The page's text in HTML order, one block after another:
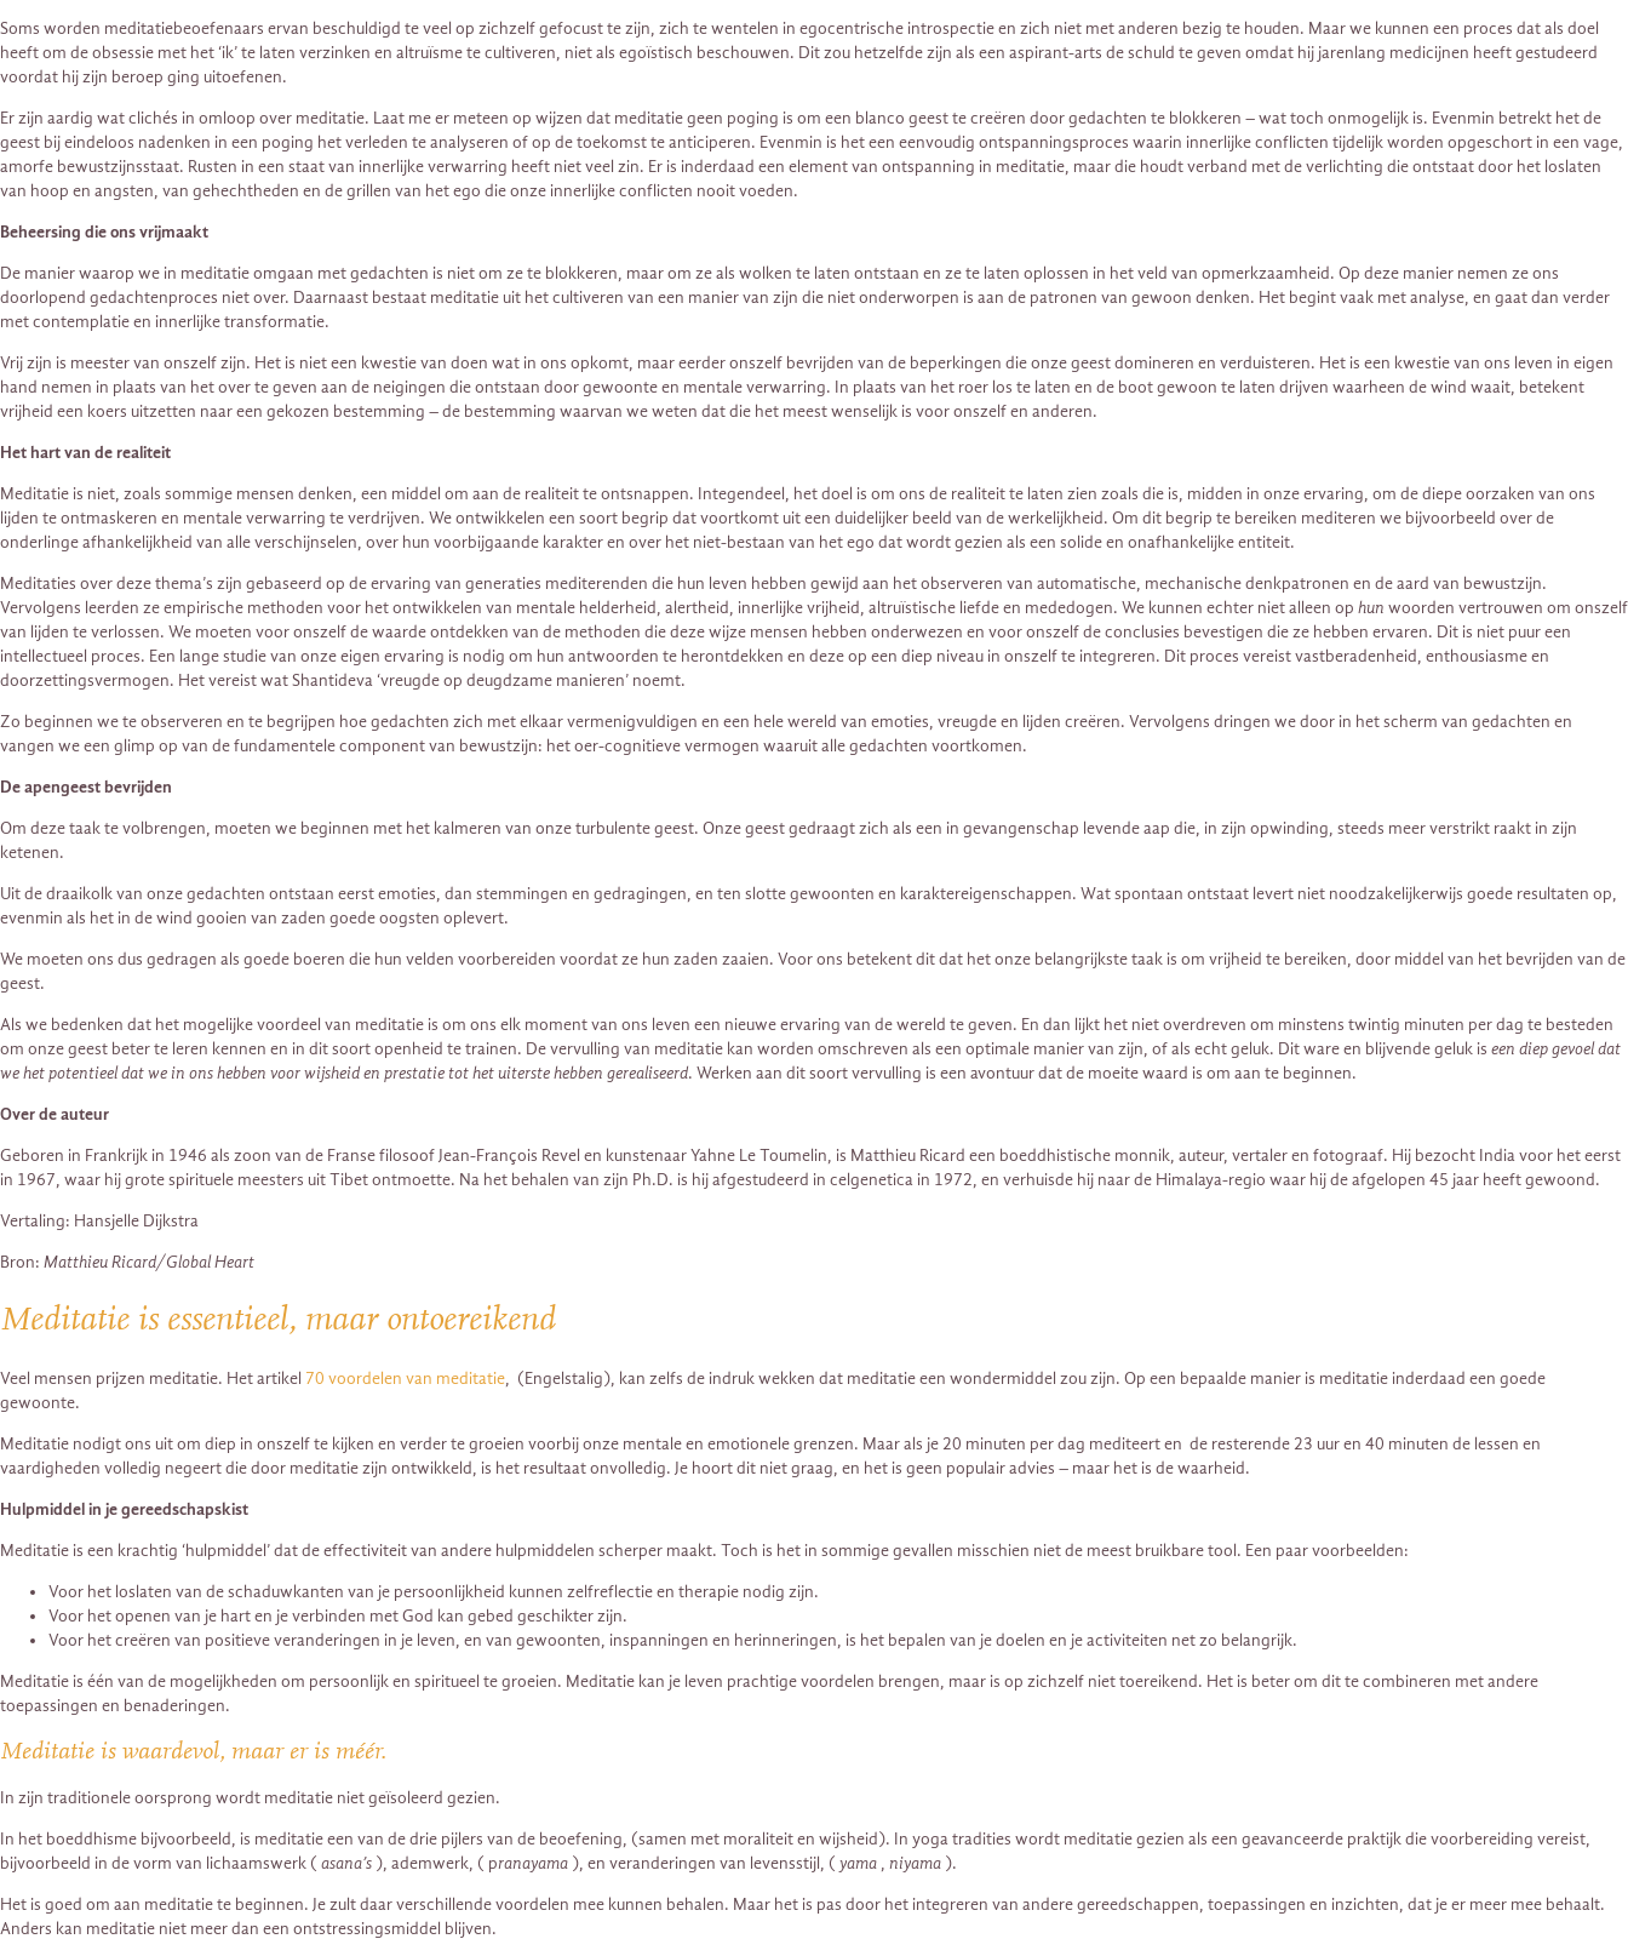
Soms worden meditatiebeoefenaars ervan beschuldigd te veel op zichzelf gefocust te zijn, zich te wentelen in egocentrische introspectie en zich niet met anderen bezig te houden. Maar we kunnen een proces dat als doel
heeft om de obsessie met het ‘ik’ te laten verzinken en altruïsme te cultiveren, niet als egoïstisch beschouwen. Dit zou hetzelfde zijn als een aspirant-arts de schuld te geven omdat hij jarenlang medicijnen heeft gestudeerd
voordat hij zijn beroep ging uitoefenen.
Er zijn aardig wat clichés in omloop over meditatie. Laat me er meteen op wijzen dat meditatie geen poging is om een ​​blanco geest te creëren door gedachten te blokkeren – wat toch onmogelijk is. Evenmin betrekt het de
geest bij eindeloos nadenken in een poging het verleden te analyseren of op de toekomst te anticiperen. Evenmin is het een eenvoudig ontspanningsproces waarin innerlijke conflicten tijdelijk worden opgeschort in een vage,
amorfe bewustzijnsstaat. Rusten in een staat van innerlijke verwarring heeft niet veel zin. Er is inderdaad een element van ontspanning in meditatie, maar die houdt verband met de verlichting die ontstaat door het loslaten
van hoop en angsten, van gehechtheden en de grillen van het ego die onze innerlijke conflicten nooit voeden.
Beheersing die ons vrijmaakt
De manier waarop we in meditatie omgaan met gedachten is niet om ze te blokkeren, maar om ze als wolken te laten ontstaan ​​en ze te laten oplossen in het veld van opmerkzaamheid. Op deze manier nemen ze ons
doorlopend gedachtenproces niet over. Daarnaast bestaat meditatie uit het cultiveren van een manier van zijn die niet onderworpen is aan de patronen van gewoon denken. Het begint vaak met analyse, en gaat dan verder
met contemplatie en innerlijke transformatie.
Vrij zijn is meester van onszelf zijn. Het is niet een kwestie van doen wat in ons opkomt, maar eerder onszelf bevrijden van de beperkingen die onze geest domineren en verduisteren. Het is een kwestie van ons leven in eigen
hand nemen in plaats van het over te geven aan de neigingen die ontstaan ​​door gewoonte en mentale verwarring. In plaats van het roer los te laten en de boot gewoon te laten drijven waarheen de wind waait, betekent
vrijheid een koers uitzetten naar een gekozen bestemming – de bestemming waarvan we weten dat die het meest wenselijk is voor onszelf en anderen.
Het hart van de realiteit
Meditatie is niet, zoals sommige mensen denken, een middel om aan de realiteit te ontsnappen. Integendeel, het doel is om ons de realiteit te laten zien zoals die is, midden in onze ervaring, om de diepe oorzaken van ons
lijden te ontmaskeren en mentale verwarring te verdrijven. We ontwikkelen een soort begrip dat voortkomt uit een duidelijker beeld van de werkelijkheid. Om dit begrip te bereiken mediteren we bijvoorbeeld over de
onderlinge afhankelijkheid van alle verschijnselen, over hun voorbijgaande karakter en over het niet-bestaan ​​van het ego dat wordt gezien als een solide en onafhankelijke entiteit.
Meditaties over deze thema’s zijn gebaseerd op de ervaring van generaties mediterenden die hun leven hebben gewijd aan het observeren van automatische, mechanische denkpatronen en de aard van bewustzijn.
Vervolgens leerden ze empirische methoden voor het ontwikkelen van mentale helderheid, alertheid, innerlijke vrijheid, altruïstische liefde en mededogen. We kunnen echter niet alleen op hun woorden vertrouwen om onszelf
van lijden te verlossen. We moeten voor onszelf de waarde ontdekken van de methoden die deze wijze mensen hebben onderwezen en voor onszelf de conclusies bevestigen die ze hebben ervaren. Dit is niet puur een
intellectueel proces. Een lange studie van onze eigen ervaring is nodig om hun antwoorden te herontdekken en deze op een diep niveau in onszelf te integreren. Dit proces vereist vastberadenheid, enthousiasme en
doorzettingsvermogen. Het vereist wat Shantideva ‘vreugde op deugdzame manieren’ noemt.
Zo beginnen we te observeren en te begrijpen hoe gedachten zich met elkaar vermenigvuldigen en een hele wereld van emoties, vreugde en lijden creëren. Vervolgens dringen we door in het scherm van gedachten en
vangen we een glimp op van de fundamentele component van bewustzijn: het oer-cognitieve vermogen waaruit alle gedachten voortkomen.
De apengeest bevrijden
Om deze taak te volbrengen, moeten we beginnen met het kalmeren van onze turbulente geest. Onze geest gedraagt ​​zich als een in gevangenschap levende aap die, in zijn opwinding, steeds meer verstrikt raakt in zijn
ketenen.
Uit de draaikolk van onze gedachten ontstaan ​​eerst emoties, dan stemmingen en gedragingen, en ten slotte gewoonten en karaktereigenschappen. Wat spontaan ontstaat levert niet noodzakelijkerwijs goede resultaten op,
evenmin als het in de wind gooien van zaden goede oogsten oplevert.
We moeten ons dus gedragen als goede boeren die hun velden voorbereiden voordat ze hun zaden zaaien. Voor ons betekent dit dat het onze belangrijkste taak is om vrijheid te bereiken, door middel van het bevrijden van de
geest.
Als we bedenken dat het mogelijke voordeel van meditatie is om ons elk moment van ons leven een nieuwe ervaring van de wereld te geven. En dan lijkt het niet overdreven om minstens twintig minuten per dag te besteden
om onze geest beter te leren kennen en in dit soort openheid te trainen. De vervulling van meditatie kan worden omschreven als een optimale manier van zijn, of als echt geluk. Dit ware en blijvende geluk is een diep gevoel dat
we het potentieel dat we in ons hebben voor wijsheid en prestatie tot het uiterste hebben gerealiseerd. Werken aan dit soort vervulling is een avontuur dat de moeite waard is om aan te beginnen.
Over de auteur
Geboren in Frankrijk in 1946 als zoon van de Franse filosoof Jean-François Revel en kunstenaar Yahne Le Toumelin, is Matthieu Ricard een boeddhistische monnik, auteur, vertaler en fotograaf. Hij bezocht India voor het eerst
in 1967, waar hij grote spirituele meesters uit Tibet ontmoette. Na het behalen van zijn Ph.D. is hij afgestudeerd in celgenetica in 1972, en verhuisde hij naar de Himalaya-regio waar hij de afgelopen 45 jaar heeft gewoond.
Vertaling: Hansjelle Dijkstra
Bron: Matthieu Ricard/Global Heart
Meditatie is essentieel, maar ontoereikend
Veel mensen prijzen meditatie. Het artikel 70 voordelen van meditatie, (Engelstalig), kan zelfs de indruk wekken dat meditatie een wondermiddel zou zijn. Op een bepaalde manier is meditatie inderdaad een goede
gewoonte.
Meditatie nodigt ons uit om diep in onszelf te kijken en verder te groeien voorbij onze mentale en emotionele grenzen. Maar als je 20 minuten per dag mediteert en de resterende 23 uur en 40 minuten de lessen en
vaardigheden volledig negeert die door meditatie zijn ontwikkeld, is het resultaat onvolledig. Je hoort dit niet graag, en het is geen populair advies – maar het is de waarheid.
Hulpmiddel in je gereedschapskist
Meditatie is een krachtig ‘hulpmiddel’ dat de effectiviteit van andere hulpmiddelen scherper maakt. Toch is het in sommige gevallen misschien niet de meest bruikbare tool. Een paar voorbeelden:
Voor het loslaten van de schaduwkanten van je persoonlijkheid kunnen zelfreflectie en therapie nodig zijn.
Voor het openen van je hart en je verbinden met God kan gebed geschikter zijn.
Voor het creëren van positieve veranderingen in je leven, en van gewoonten, inspanningen en herinneringen, is het bepalen van je doelen en je activiteiten net zo belangrijk.
Meditatie is één van de mogelijkheden om persoonlijk en spiritueel te groeien. Meditatie kan je leven prachtige voordelen brengen, maar is op zichzelf niet toereikend. Het is beter om dit te combineren met andere
toepassingen en benaderingen.
Meditatie is waardevol, maar er is méér.
In zijn traditionele oorsprong wordt meditatie niet geïsoleerd gezien.
In het boeddhisme bijvoorbeeld, is meditatie een van de drie pijlers van de beoefening, (samen met moraliteit en wijsheid). In yoga tradities wordt meditatie gezien als een geavanceerde praktijk die voorbereiding vereist,
bijvoorbeeld in de vorm van lichaamswerk ( asana’s ), ademwerk, ( pranayama ), en veranderingen van levensstijl, ( yama , niyama ).
Het is goed om aan meditatie te beginnen. Je zult daar verschillende voordelen mee kunnen behalen. Maar het is pas door het integreren van andere gereedschappen, toepassingen en inzichten, dat je er meer mee behaalt.
Anders kan meditatie niet meer dan een ontstressingsmiddel blijven.